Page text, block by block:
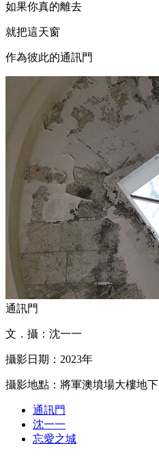
如果你真的離去
就把這天窗
作為彼此的通訊門
通訊門
文．攝：沈一一
攝影日期：2023年
攝影地點：將軍澳墳場大樓地下
通訊門
沈一一
忘愛之城